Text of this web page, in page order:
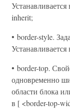
inherit;
• border-style.
• border-top.
одновременно
области блока
в [ <border-top-